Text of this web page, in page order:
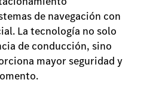
de navegación con
La tecnología no solo
de conducción, sino
mayor seguridad y